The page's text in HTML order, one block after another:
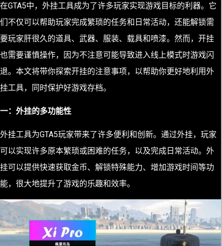
在GTA5中，外挂工具成为了许多玩家实现游戏目标的利器。它
们不仅可以帮助玩家完成繁琐的任务和日常活动，还能解锁需
要玩家肝很久的道具、武器、服装、载具和喷漆。然而，开挂
也需要谨慎操作，因为不注意可能导致进入线上模式时游戏闪
退。本文将带你探索开挂的注意事项，以帮助你更好地利用外
挂工具，同时保护好游戏存档。
一：外挂的多功能性
外挂工具为GTA5玩家带来了许多便利和创新。通过外挂，玩家
可以实现许多原本繁琐或困难的任务，以及完成日常活动。外
挂可以提供快速获取金币、解锁特殊能力、增加游戏时间等功
能，很大地提升了游戏的乐趣和效率。